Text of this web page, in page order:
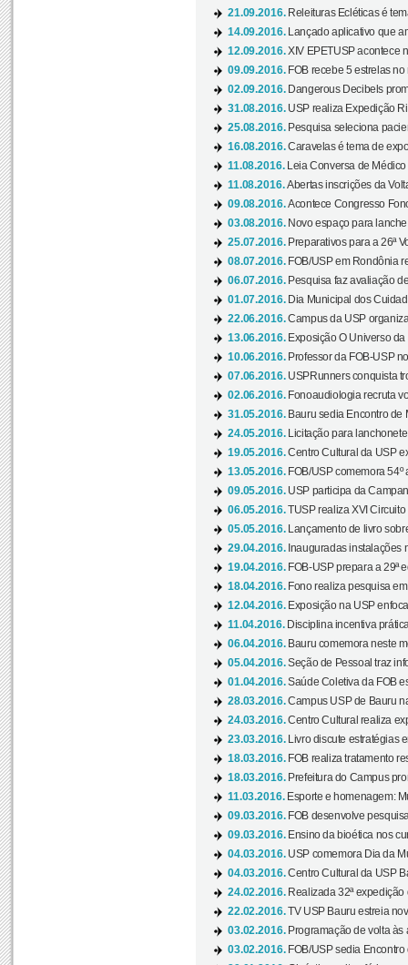
21.09.2016. Releituras Ecléticas é
14.09.2016.
Lançado aplicativo que
12.09.2016.XIV EPETUSP acontece
09.09.2016. FOB recebe 5 estrelas
02.09.2016. Dangerous Decibels
31.08.2016. USP realiza Expedição
25.08.2016. Pesquisa seleciona
16.08.2016.Caravelas é tema de
11.08.2016.
Leia Conversa de
11.08.2016.Abertas inscrições da
09.08.2016.Acontece Congresso
03.08.2016. Novo espaço para
25.07.2016. Preparativos para a 26ª
08.07.2016. FOB/USP em Rondônia
06.07.2016. Pesquisa faz avaliação
01.07.2016. Dia Municipal dos
22.06.2016.Campus da USP
13.06.2016. Exposição O Universo
10.06.2016. Professor da FOB-USP
07.06.2016. USPRunners conquista
02.06.2016. Fonoaudiologia recruta
31.05.2016. Bauru sedia Encontro de
24.05.2016.
Licitação para
19.05.2016.Centro Cultural da USP
13.05.2016. FOB/USP comemora
09.05.2016. USP participa da
06.05.2016.TUSP realiza XVI Circuito
05.05.2016.
Lançamento de livro
29.04.2016. Inauguradas instalações
19.04.2016. FOB-USP prepara a 29ª
18.04.2016. Fono realiza pesquisa
12.04.2016. Exposição na USP
11.04.2016. Disciplina incentiva
06.04.2016. Bauru comemora neste
05.04.2016.Seção de Pessoal traz
01.04.2016.Saúde Coletiva da FOB
28.03.2016.Campus USP de Bauru
24.03.2016.Centro Cultural realiza
23.03.2016.
Livro discute estratégias
18.03.2016. FOB realiza tratamento
18.03.2016. Prefeitura do Campus
11.03.2016. Esporte e homenagem:
09.03.2016. FOB desenvolve
09.03.2016. Ensino da bioética nos
04.03.2016. USP comemora Dia da
04.03.2016.Centro Cultural da USP
24.02.2016. Realizada 32ª
22.02.2016.TV USP Bauru estreia
03.02.2016. Programação de volta às
03.02.2016. FOB/USP sedia